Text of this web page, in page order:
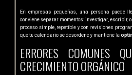
En empresas pequeñas, una persona puede
conviene separar momentos: investigar, escribir,
proceso simple, repetible y con revisiones
que tu calendario se desordene y mantiene la
ERRORES COMUNES
CRECIMIENTO ORGÁNICO